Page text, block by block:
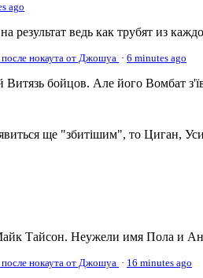
ago
ведь как трубят из
после нокаута от Джошуа · 6 minutes ago
бойцов. Але його Вомбат
ще "збитішим", то Циган,
Тайсон. Неужели имя Пола и
после нокаута от Джошуа · 16 minutes ago